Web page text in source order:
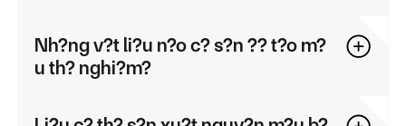
Nh?ng v?t li?u n?o c? s?n ?? t?o m?
u th? nghi?m?